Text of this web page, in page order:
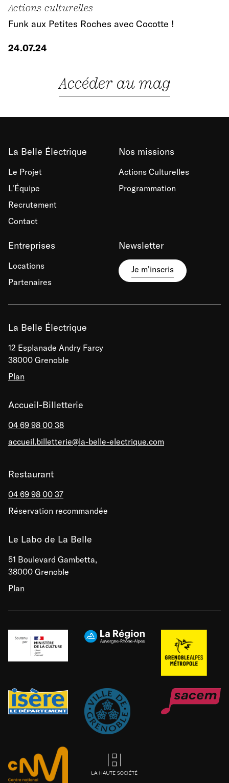
Actions culturelles
Funk aux Petites Roches avec Cocotte !
24.07.24
Accéder au mag
La Belle Électrique
Le Projet
L'Équipe
Recrutement
Contact
Nos missions
Actions Culturelles
Programmation
Entreprises
Locations
Partenaires
Newsletter
Je m'inscris
La Belle Électrique
12 Esplanade Andry Farcy
38000 Grenoble
Plan
Accueil-Billetterie
04 69 98 00 38
accueil.billetterie@la-belle-electrique.com
Restaurant
04 69 98 00 37
Réservation recommandée
Le Labo de La Belle
51 Boulevard Gambetta,
38000 Grenoble
Plan